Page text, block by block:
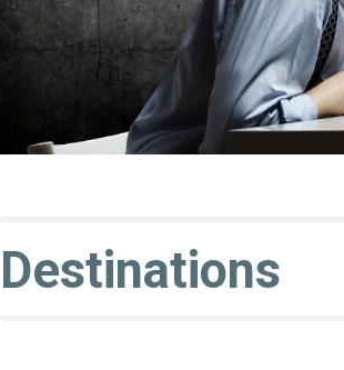
Destinations